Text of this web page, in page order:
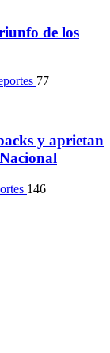
de los
77
y aprietan
146